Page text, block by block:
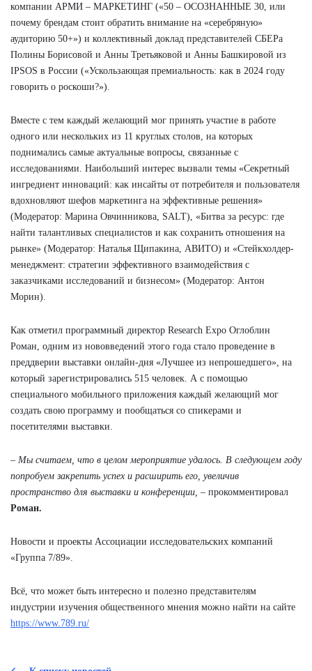
компании АРМИ – МАРКЕТИНГ («50 – ОСОЗНАННЫЕ 30, или
почему брендам стоит обратить внимание на «серебряную»
аудиторию 50+») и коллективный доклад представителей СБЕРа
Полины Борисовой и Анны Третьяковой и Анны Башкировой из
IPSOS в России («Ускользающая премиальность: как в 2024 году
говорить о роскоши?»).
Вместе с тем каждый желающий мог принять участие в работе
одного или нескольких из 11 круглых столов, на которых
поднимались самые актуальные вопросы, связанные с
исследованиями. Наибольший интерес вызвали темы «Секретный
ингредиент инноваций: как инсайты от потребителя и пользователя
вдохновляют шефов маркетинга на эффективные решения»
(Модератор: Марина Овчинникова, SALT), «Битва за ресурс: где
найти талантливых специалистов и как сохранить отношения на
рынке» (Модератор: Наталья Щипакина, АВИТО) и «Стейкхолдер-
менеджмент: стратегии эффективного взаимодействия с
заказчиками исследований и бизнесом» (Модератор: Антон
Морин).
Как отметил программный директор Research Expo Оглоблин
Роман, одним из нововведений этого года стало проведение в
преддверии выставки онлайн-дня «Лучшее из непрошедшего», на
который зарегистрировались 515 человек. А с помощью
специального мобильного приложения каждый желающий мог
создать свою программу и пообщаться со спикерами и
посетителями выставки.
– Мы считаем, что в целом мероприятие удалось. В следующем году
попробуем закрепить успех и расширить его, увеличив
пространство для выставки и конференции, – прокомментировал
Роман.
Новости и проекты Ассоциации исследовательских компаний
«Группа 7/89».
Всё, что может быть интересно и полезно представителям
индустрии изучения общественного мнения можно найти на сайте
https://www.789.ru/